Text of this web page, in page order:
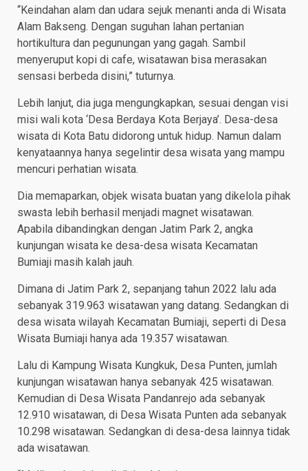
“Keindahan alam dan udara sejuk menanti anda di Wisata
Alam Bakseng. Dengan suguhan lahan pertanian
hortikultura dan pegunungan yang gagah. Sambil
menyeruput kopi di cafe, wisatawan bisa merasakan
sensasi berbeda disini,” tuturnya.
Lebih lanjut, dia juga mengungkapkan, sesuai dengan visi
misi wali kota ‘Desa Berdaya Kota Berjaya’. Desa-desa
wisata di Kota Batu didorong untuk hidup. Namun dalam
kenyataannya hanya segelintir desa wisata yang mampu
mencuri perhatian wisata.
Dia memaparkan, objek wisata buatan yang dikelola pihak
swasta lebih berhasil menjadi magnet wisatawan.
Apabila dibandingkan dengan Jatim Park 2, angka
kunjungan wisata ke desa-desa wisata Kecamatan
Bumiaji masih kalah jauh.
Dimana di Jatim Park 2, sepanjang tahun 2022 lalu ada
sebanyak 319.963 wisatawan yang datang. Sedangkan di
desa wisata wilayah Kecamatan Bumiaji, seperti di Desa
Wisata Bumiaji hanya ada 19.357 wisatawan.
Lalu di Kampung Wisata Kungkuk, Desa Punten, jumlah
kunjungan wisatawan hanya sebanyak 425 wisatawan.
Kemudian di Desa Wisata Pandanrejo ada sebanyak
12.910 wisatawan, di Desa Wisata Punten ada sebanyak
10.298 wisatawan. Sedangkan di desa-desa lainnya tidak
ada wisatawan.